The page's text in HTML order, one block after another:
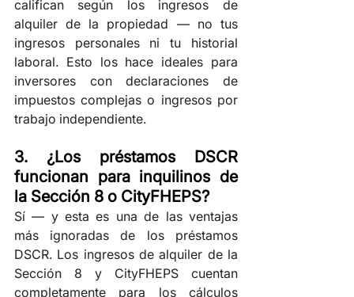
califican según los ingresos de
alquiler de la propiedad — no tus
ingresos personales ni tu historial
laboral. Esto los hace ideales para
inversores con declaraciones de
impuestos complejas o ingresos por
trabajo independiente.
3. ¿Los préstamos DSCR
funcionan para inquilinos de
la Sección 8 o CityFHEPS?
Sí — y esta es una de las ventajas
más ignoradas de los préstamos
DSCR. Los ingresos de alquiler de la
Sección 8 y CityFHEPS cuentan
completamente para los cálculos